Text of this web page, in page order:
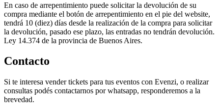
En caso de arrepentimiento puede solicitar la devolución de su
compra mediante el botón de arrepentimiento en el pie del website,
tendrá 10 (diez) días desde la realización de la compra para solicitar
la devolución, pasado ese plazo, las entradas no tendrán devolución.
Ley 14.374 de la provincia de Buenos Aires.
Contacto
Si te interesa vender tickets para tus eventos con Evenzi, o realizar
consultas podés contactarnos por whatsapp, responderemos a la
brevedad.